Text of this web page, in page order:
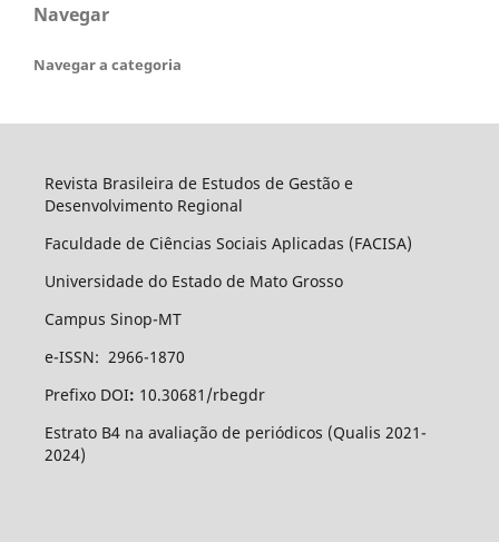
Navegar
Navegar a categoria
Revista Brasileira de Estudos de Gestão e
Desenvolvimento Regional
Faculdade de Ciências Sociais Aplicadas (FACISA)
Universidade do Estado de Mato Grosso
Campus Sinop-MT
e-ISSN: 2966-1870
Prefixo DOI: 10.30681/rbegdr
Estrato B4 na avaliação de periódicos (Qualis 2021-
2024)